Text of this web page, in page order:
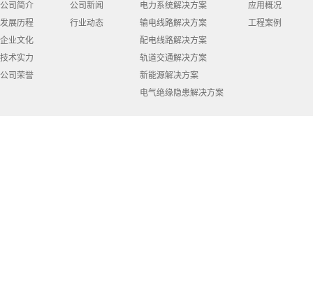
公司简介
发展历程
企业文化
技术实力
公司荣誉
公司新闻
行业动态
电力系统解决方案
输电线路解决方案
配电线路解决方案
轨道交通解决方案
新能源解决方案
电气绝缘隐患解决方案
应用概况
工程案例